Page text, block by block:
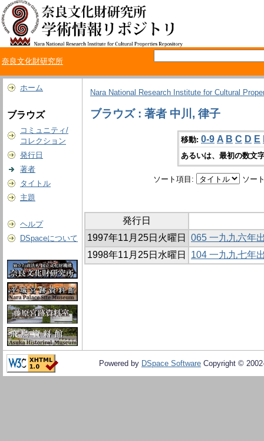
奈良文化財研究所
ホーム
ブラウズ
コミュニティ/
コレクション
発行日
著者
タイトル
主題
ヘルプ
DSpaceについて
Nara National Research Institute for Cultural
ブラウズ : 著者 中川, 律子
移動: 0-9 A B C D E
あるいは、最初の数文
ソート項目: ソー
発行日
1997年11月25日火曜日
065 一九九六年
1998年11月25日水曜日
104 一九九七年
Powered by DSpace Software Copyright ©